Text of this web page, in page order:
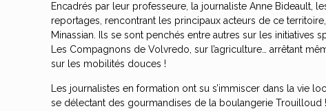
Encadrés par leur professeure, la journaliste Anne Bideault,
reportages, rencontrant les principaux acteurs de ce
Minassian. Ils se sont penchés entre autres sur les
Les Compagnons de Volvredo, sur l’agriculture… arrêtant
sur les mobilités douces !
Les journalistes en formation ont su s’immiscer dans la vie
se délectant des gourmandises de la boulangerie